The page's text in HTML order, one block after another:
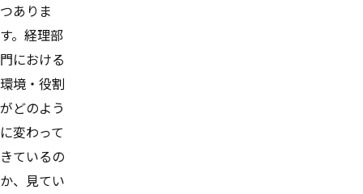
つありま
す。経理部
門における
環境・役割
がどのよう
に変わって
きているの
か、見てい